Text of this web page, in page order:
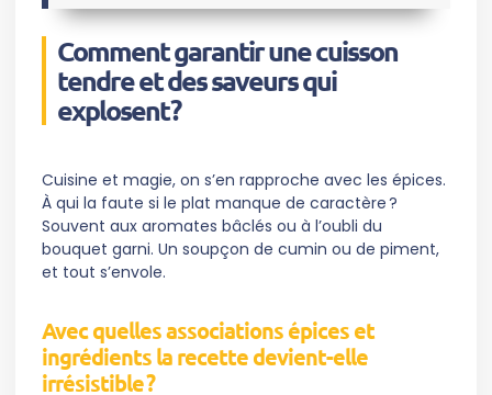
Comment garantir une cuisson
tendre et des saveurs qui
explosent ?
Cuisine et magie, on s’en rapproche avec les épices.
À qui la faute si le plat manque de caractère ?
Souvent aux aromates bâclés ou à l’oubli du
bouquet garni. Un soupçon de cumin ou de piment,
et tout s’envole.
Avec quelles associations épices et
ingrédients la recette devient-elle
irrésistible ?